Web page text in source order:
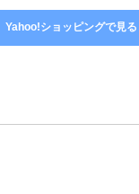
Yahoo!ショッピングで見る